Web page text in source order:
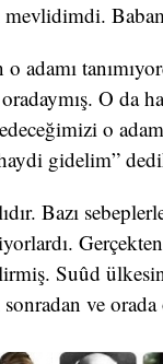
adamı
O da
o
gidelim”
Bazı
Suûd
ve